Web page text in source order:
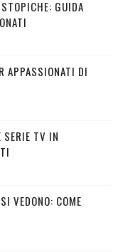
GUIDA
APPASSIONATI DI
SERIE TV IN
VEDONO: COME